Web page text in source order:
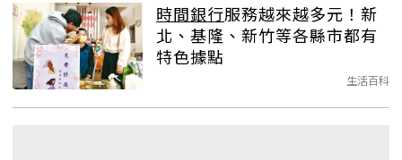
時間銀行服務越來越多元！新
北、基隆、新竹等各縣市都有
特色據點
生活百科